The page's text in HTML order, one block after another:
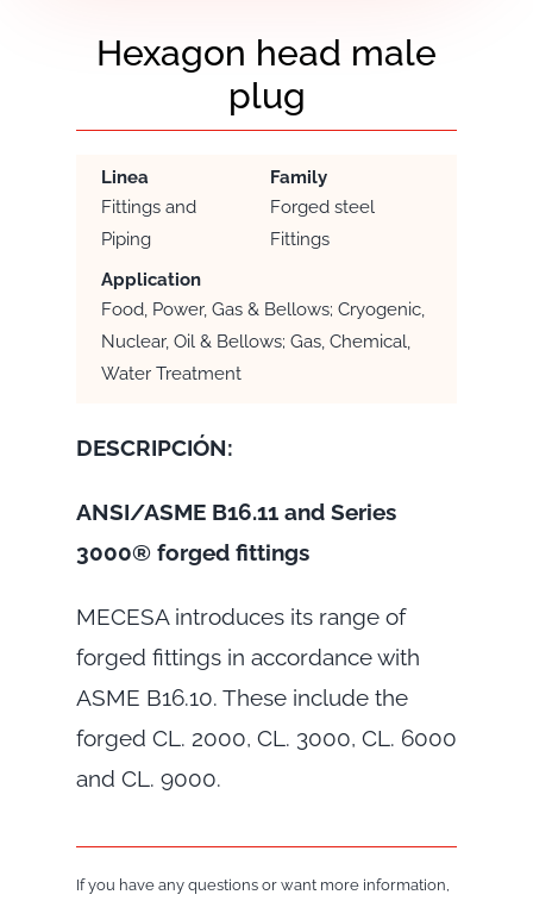
Hexagon head male
plug
Linea
Family
Fittings and
Piping
Forged steel
Fittings
Application
Food, Power, Gas & Bellows; Cryogenic,
Nuclear, Oil & Bellows; Gas, Chemical,
Water Treatment
DESCRIPCIÓN:
ANSI/ASME B16.11 and Series
3000® forged fittings
MECESA introduces its range of
forged fittings in accordance with
ASME B16.10. These include the
forged CL. 2000, CL. 3000, CL. 6000
and CL. 9000.
If you have any questions or want more information,